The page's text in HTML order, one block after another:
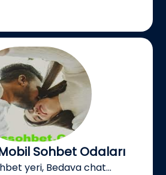
Sohbet Odaları
yeri, Bedava chat...